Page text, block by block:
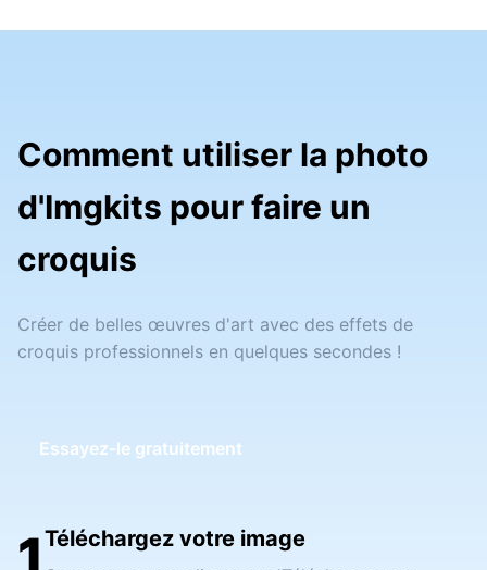
Comment utiliser la photo
d'Imgkits pour faire un
croquis
Créer de belles œuvres d'art avec des effets de
croquis professionnels en quelques secondes !
Essayez-le gratuitement
Téléchargez votre image